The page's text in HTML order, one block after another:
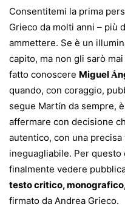
Consentitemi la prima
Grieco da molti anni – più
ammettere. Se è un
capito, ma non gli sarò
fatto conoscere Miguel Á
quando, con coraggio,
segue Martín da sempre,
affermare con decisione
autentico, con una
ineguagliabile. Per
finalmente vedere
testo critico,
firmato da Andrea Grieco.